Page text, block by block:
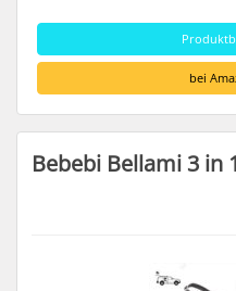
bei
Bebebi Bellami 3 in